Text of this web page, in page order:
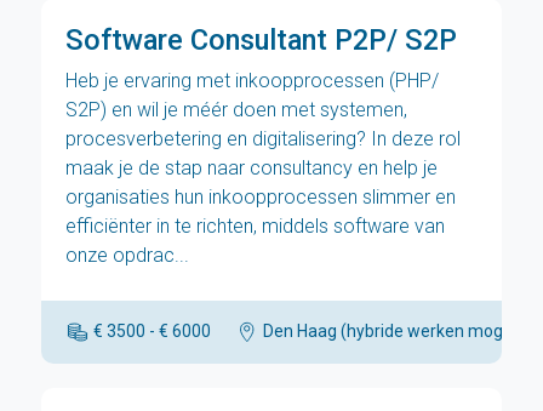
Software Consultant P2P/ S2P
Heb je ervaring met inkoopprocessen (PHP/
S2P) en wil je méér doen met systemen,
procesverbetering en digitalisering? In deze rol
maak je de stap naar consultancy en help je
organisaties hun inkoopprocessen slimmer en
efficiënter in te richten, middels software van
onze opdrac...
€ 3500 - € 6000 Den Haag (hybride werken mogelijk)